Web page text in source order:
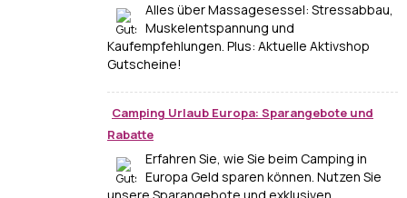
Alles über Massagesessel: Stressabbau,
Muskelentspannung und
Kaufempfehlungen. Plus: Aktuelle Aktivshop
Gutscheine!
Camping Urlaub Europa: Sparangebote und
Rabatte
Erfahren Sie, wie Sie beim Camping in
Europa Geld sparen können. Nutzen Sie